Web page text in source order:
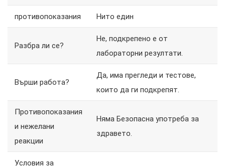
противопоказания Нито един
Разбра ли се?
Не, подкрепено е от
лабораторни резултати.
Върши работа?
Да, има прегледи и тестове,
които да ги подкрепят.
Противопоказания
и нежелани
реакции
Няма Безопасна употреба за
здравето.
Условия за